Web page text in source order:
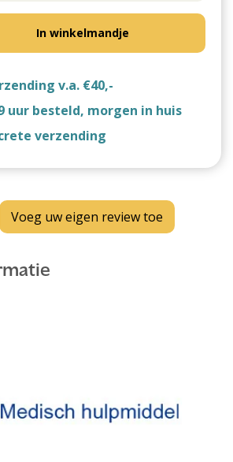
In winkelmandje
v.a. €40,-
uur besteld, morgen in huis
verzending
Voeg uw eigen review toe